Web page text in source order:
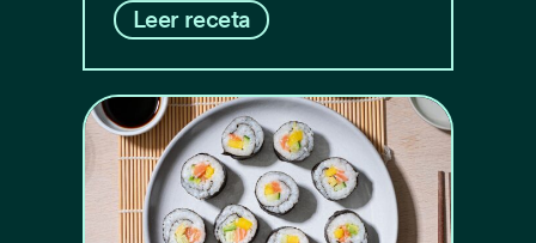
Leer receta